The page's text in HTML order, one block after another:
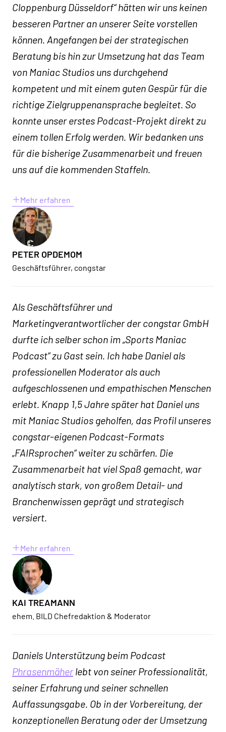
Cloppenburg Düsseldorf“ hätten wir uns keinen
besseren Partner an unserer Seite vorstellen
können. Angefangen bei der strategischen
Beratung bis hin zur Umsetzung hat das Team
von Maniac Studios uns durchgehend
kompetent und mit einem guten Gespür für die
richtige Zielgruppenansprache begleitet. So
konnte unser erstes Podcast-Projekt direkt zu
einem tollen Erfolg werden. Wir bedanken uns
für die bisherige Zusammenarbeit und freuen
uns auf die kommenden Staffeln.
Mehr erfahren
PETER OPDEMOM
Geschäftsführer, congstar
Als Geschäftsführer und
Marketingverantwortlicher der congstar GmbH
durfte ich selber schon im „Sports Maniac
Podcast“ zu Gast sein. Ich habe Daniel als
professionellen Moderator als auch
aufgeschlossenen und empathischen Menschen
erlebt. Knapp 1,5 Jahre später hat Daniel uns
mit Maniac Studios geholfen, das Profil unseres
congstar-eigenen Podcast-Formats
„FAIRsprochen“ weiter zu schärfen. Die
Zusammenarbeit hat viel Spaß gemacht, war
analytisch stark, von großem Detail- und
Branchenwissen geprägt und strategisch
versiert.
Mehr erfahren
KAI TREAMANN
ehem. BILD Chefredaktion & Moderator
Daniels Unterstützung beim Podcast
Phrasenmäherlebt von seiner Professionalität,
seiner Erfahrung und seiner schnellen
Auffassungsgabe. Ob in der Vorbereitung, der
konzeptionellen Beratung oder der Umsetzung